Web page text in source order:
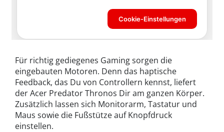
Für richtig gediegenes Gaming sorgen die
eingebauten Motoren. Denn das haptische
Feedback, das Du von Controllern kennst, liefert
der Acer Predator Thronos Dir am ganzen Körper.
Zusätzlich lassen sich Monitorarm, Tastatur und
Maus sowie die Fußstütze auf Knopfdruck
einstellen.